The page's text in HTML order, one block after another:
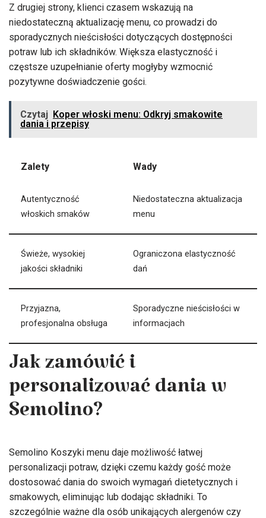
Z drugiej strony, klienci czasem wskazują na
niedostateczną aktualizację menu, co prowadzi do
sporadycznych nieścisłości dotyczących dostępności
potraw lub ich składników. Większa elastyczność i
częstsze uzupełnianie oferty mogłyby wzmocnić
pozytywne doświadczenie gości.
Czytaj Koper włoski menu: Odkryj smakowite
dania i przepisy
Zalety Wady
Autentyczność
włoskich smaków
Niedostateczna aktualizacja
menu
Świeże, wysokiej
jakości składniki
Ograniczona elastyczność
dań
Przyjazna,
profesjonalna obsługa
Sporadyczne nieścisłości w
informacjach
Jak zamówić i
personalizować dania w
Semolino?
Semolino Koszyki menu daje możliwość łatwej
personalizacji potraw, dzięki czemu każdy gość może
dostosować dania do swoich wymagań dietetycznych i
smakowych, eliminując lub dodając składniki. To
szczególnie ważne dla osób unikających alergenów czy